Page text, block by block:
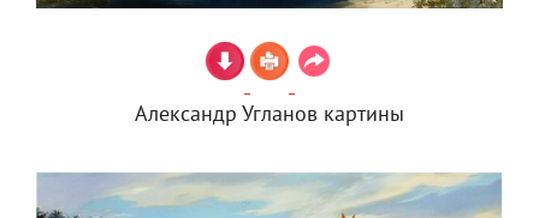
Александр Угланов картины